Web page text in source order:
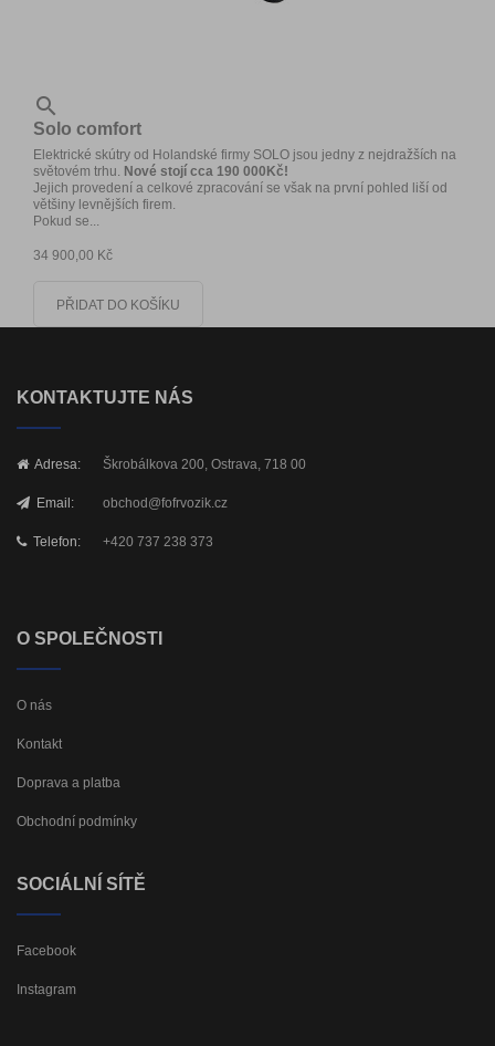

Solo comfort
Elektrické skútry od Holandské firmy SOLO jsou jedny z nejdražších na
světovém trhu. Nové stojí cca 190 000Kč!
Jejich provedení a celkové zpracování se však na první pohled liší od
většiny levnějších firem.
Pokud se...
34 900,00 Kč
PŘIDAT DO KOŠÍKU
KONTAKTUJTE NÁS
Adresa: Škrobálkova 200, Ostrava, 718 00
Email: obchod@fofrvozik.cz
Telefon: +420 737 238 373
O SPOLEČNOSTI
O nás
Kontakt
Doprava a platba
Obchodní podmínky
SOCIÁLNÍ SÍTĚ
Facebook
Instagram